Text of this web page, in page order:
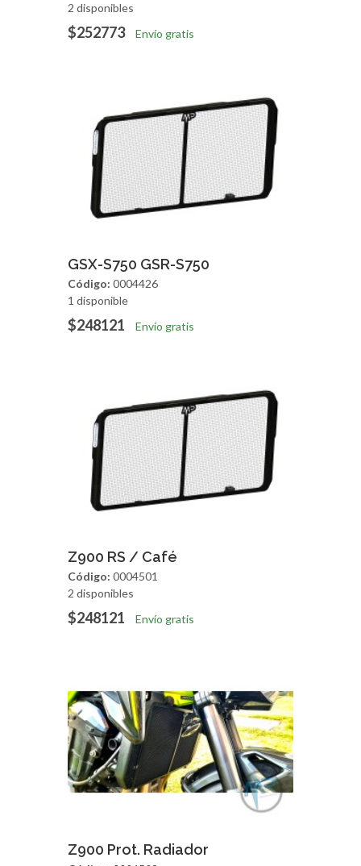
2 disponibles
$252773 Envío gratis
Agregar
GSX-S750 GSR-S750
Código: 0004426
1 disponible
$248121 Envío gratis
Agregar
Z900 RS / Café
Código: 0004501
2 disponibles
$248121 Envío gratis
Agregar
Z900 Prot. Radiador